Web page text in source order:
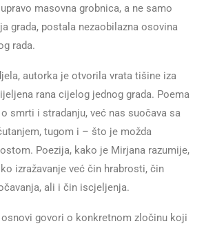
masovna grobnica, a ne samo
grada, postala nezaobilazna osovina
rada.
autorka je otvorila vrata tišine iza
rana cijelog jednog grada. Poema
smrti i stradanju, već nas suočava sa
tugom i – što je možda
Poezija, kako je Mirjana razumije,
izražavanje već čin hrabrosti, čin
ali i čin iscjeljenja.
govori o konkretnom zločinu koji